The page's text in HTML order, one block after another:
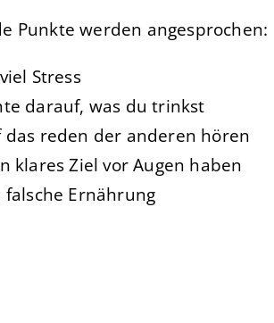
Punkte werden angesprochen:
Stress
darauf, was du trinkst
das reden der anderen hören
klares Ziel vor Augen haben
falsche Ernährung